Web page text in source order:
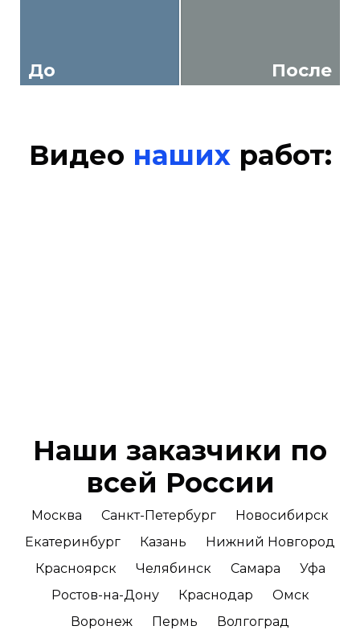
До После
Видео нашихработ:
Наши заказчики по
всей России
Москва Санкт-Петербург
Новосибирск
Екатеринбург
Казань
Нижний Новгород
Красноярск
Челябинск Самара
Уфа
Ростов-на-Дону
Краснодар
Омск
Воронеж
Пермь Волгоград